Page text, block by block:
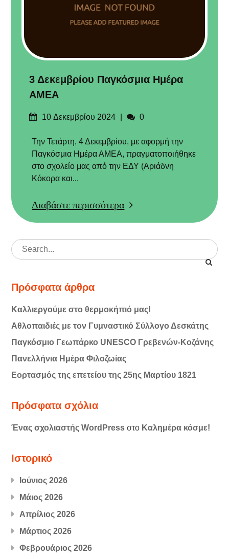
3 Δεκεμβρίου Παγκόσμια Ημέρα
ΑΜΕΑ
Δημοσιεύτηκε
10 Δεκεμβρίου 2024 Σχόλια
0
Την Τετάρτη, 4 Δεκεμβρίου, με αφορμή την
Παγκόσμια Ημέρα ΑΜΕΑ, πραγματοποιήθηκε
στο σχολείο μας από την ΕΔΥ (Αριάδνη
Κόκορα και...
Διαβάστε περισσότερα
Search
for:
Πρόσφατα άρθρα
Καλλιεργούμε στο θερμοκήπιό μας!
Αθλοπαιδιές με τον Γυμναστικό Σύλλογο Δεσκάτης
Παγκόσμιο Γεωπάρκο UNESCO Γρεβενών-Κοζάνης
Πανελλήνια Ημέρα Φιλοζωίας
Εορτασμός της επετείου της 25ης Μαρτίου 1821
Πρόσφατα σχόλια
Ένας σχολιαστής WordPress στο Καλημέρα κόσμε!
Ιστορικό
Ιούνιος 2026
Μάιος 2026
Απρίλιος 2026
Μάρτιος 2026
Φεβρουάριος 2026